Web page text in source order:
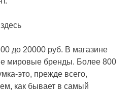
до 20000 руб. В магазине
мировые бренды. Более 800
это, прежде всего,
как бывает в самый